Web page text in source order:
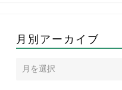
月別アーカイブ